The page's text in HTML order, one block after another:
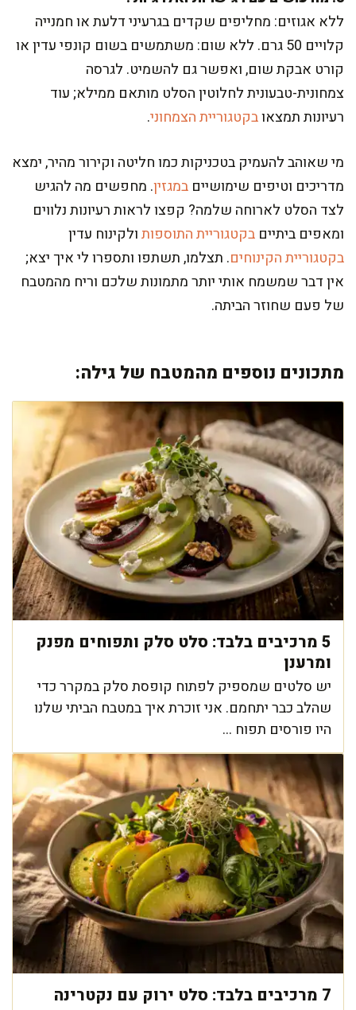
ללא אגוזים: מחליפים שקדים בגרעיני דלעת או חמנייה
קלויים 50 גרם. ללא שום: משתמשים בשום קונפי עדין או
קורט אבקת שום, ואפשר גם להשמיט. לגרסה
צמחונית-טבעונית לחלוטין הסלט מותאם ממילא; עוד
רעיונות תמצאובקטגוריית הצמחוני.
מי שאוהב להעמיק בטכניקות כמו חליטה וקירור מהיר, ימצא
מדריכים וטיפים שימושיים במגזין. מחפשים מה להגיש
לצד הסלט לארוחה שלמה? קפצו לראות רעיונות נלווים
ומאפים ביתיים בקטגוריית התוספותולקינוח עדין
בקטגוריית הקינוחים. תצלמו, תשתפו ותספרו לי איך יצא;
אין דבר שמשמח אותי יותר מתמונות שלכם וריח מהמטבח
של פעם שחוזר הביתה.
מתכונים נוספים מהמטבח של גילה:
5 מרכיבים בלבד: סלט סלק ותפוחים מפנק
ומרענן
יש סלטים שמספיק לפתוח קופסת סלק במקרר כדי
שהלב כבר יתחמם. אני זוכרת איך במטבח הביתי שלנו
היו פורסים תפוח ...
7 מרכיבים בלבד: סלט ירוק עם נקטרינה